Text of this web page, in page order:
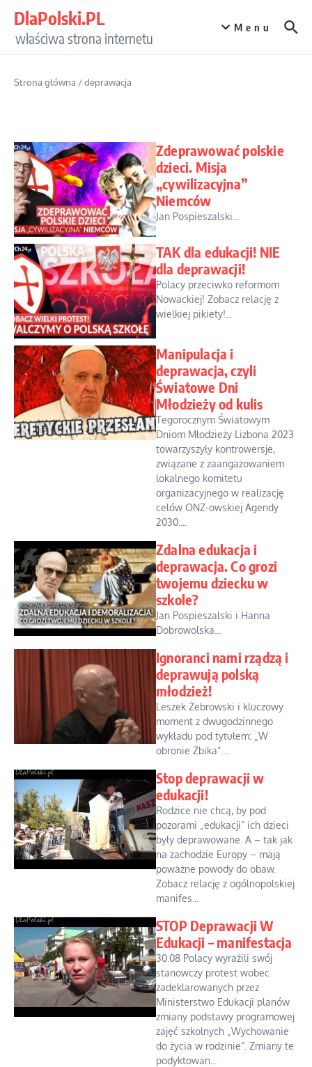
DlaPolski.PL
właściwa strona internetu
Menu
Strona główna /deprawacja
Zdeprawować polskie
dzieci. Misja
„cywilizacyjna”
Niemców
Jan Pospieszalski...
TAK dla edukacji! NIE
dla deprawacji!
Polacy przeciwko reformom
Nowackiej! Zobacz relację z
wielkiej pikiety!...
Manipulacja i
deprawacja, czyli
Światowe Dni
Młodzieży od kulis
Tegorocznym Światowym
Dniom Młodzieży Lizbona 2023
towarzyszyły kontrowersje,
związane z zaangażowaniem
lokalnego komitetu
organizacyjnego w realizację
celów ONZ-owskiej Agendy
2030....
Zdalna edukacja i
deprawacja. Co grozi
twojemu dziecku w
szkole?
Jan Pospieszalski i Hanna
Dobrowolska...
Ignoranci nami rządzą i
deprawują polską
młodzież!
Leszek Żebrowski i kluczowy
moment z dwugodzinnego
wykładu pod tytułem: „W
obronie Żbika”....
Stop deprawacji w
edukacji!
Rodzice nie chcą, by pod
pozorami „edukacji” ich dzieci
były deprawowane. A – tak jak
na zachodzie Europy – mają
poważne powody do obaw.
Zobacz relację z ogólnopolskiej
manifes...
STOP Deprawacji W
Edukacji – manifestacja
30.08 Polacy wyrażili swój
stanowczy protest wobec
zadeklarowanych przez
Ministerstwo Edukacji planów
zmiany podstawy programowej
zajęć szkolnych „Wychowanie
do życia w rodzinie”. Zmiany te
podyktowan...